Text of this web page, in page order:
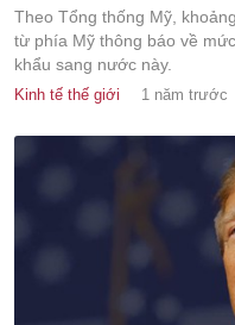
Theo Tổng thống Mỹ,
từ phía Mỹ thông báo về
khẩu sang nước này.
Kinh tế thế giới 1 năm trước